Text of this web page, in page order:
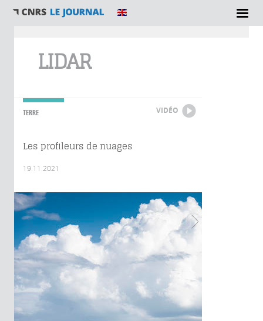
LIDAR
TERRE VIDÉO
Les profileurs de nuages
19.11.2021